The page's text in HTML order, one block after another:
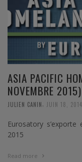
ASIA PACIFIC
NOVEMBRE 2015)
JULIEN CANIN JUIN 18, 2014
Eurosatory
2015
Read more